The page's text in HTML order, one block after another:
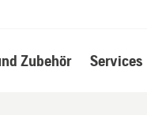
Zubehör Services